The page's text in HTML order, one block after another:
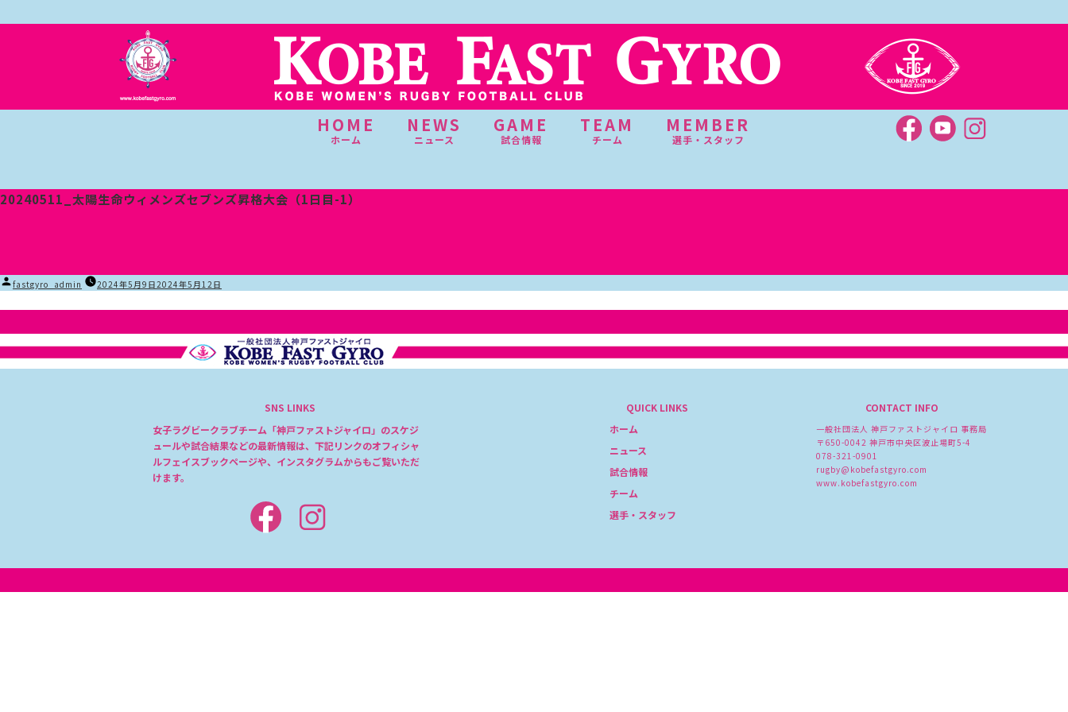
HOME
ホーム
NEWS
ニュース
GAME
試合情報
TEAM
チーム
MEMBER
選手・スタッフ
20240511_太陽生命ウィメンズセブンズ昇格大会（1日目-1）
投
稿
者:
fastgyro_admin 2024年5月9日2024年5月12日
SNS LINKS
女子ラグビークラブチーム「神戸ファストジャイロ」のスケジ
ュールや試合結果などの最新情報は、下記リンクのオフィシャ
ルフェイスブックページや、インスタグラムからもご覧いただ
けます。
QUICK LINKS
ホーム
ニュース
試合情報
チーム
選手・スタッフ
CONTACT INFO
一般社団法人 神戸ファストジャイロ 事務局
〒650-0042 神戸市中央区波止場町5-4
078-321-0901
rugby@kobefastgyro.com
www.kobefastgyro.com